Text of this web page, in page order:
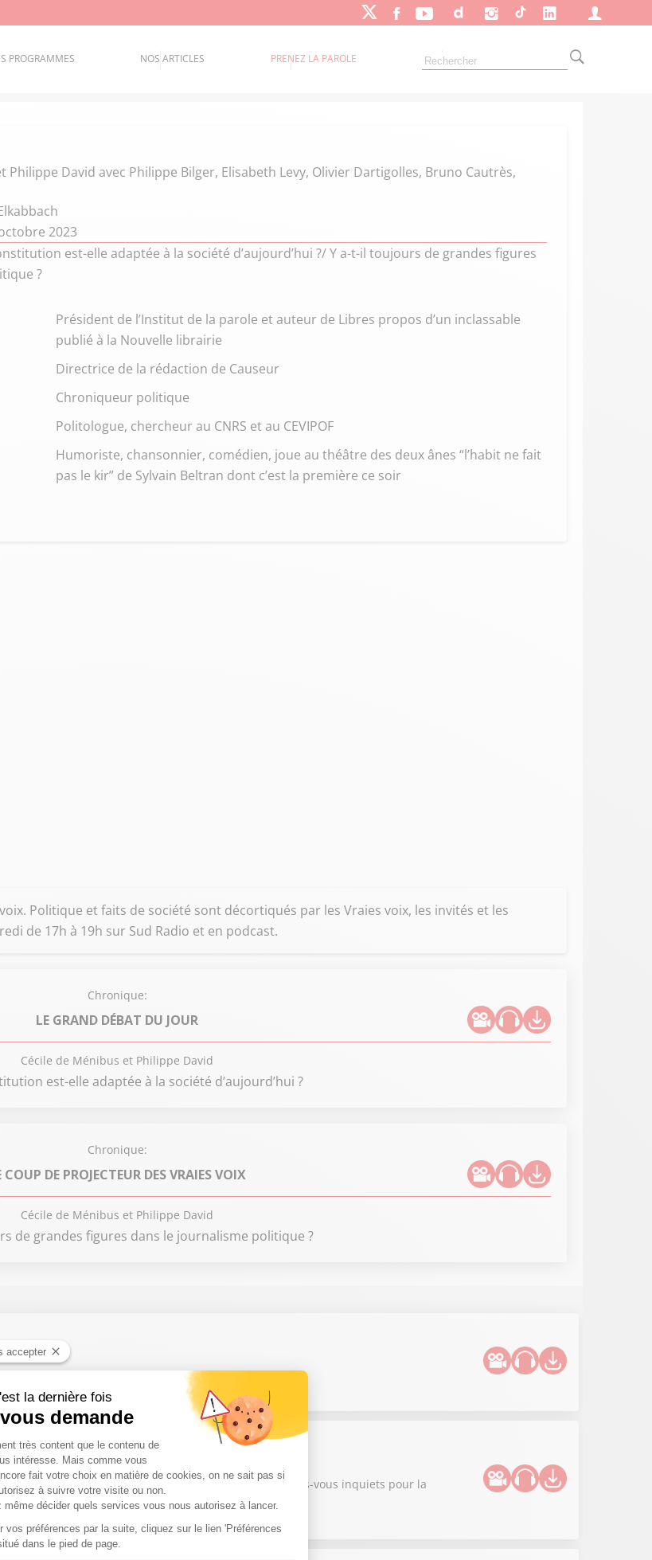
PROGRAMMES NOS ARTICLES PRENEZ LA PAROLE
Philippe David avec Philippe Bilger, Elisabeth Levy, Olivier Dartigolles, Bruno Cautrès,
2023
est-elle adaptée à la société d’aujourd’hui ?/ Y a-t-il toujours de grandes figures
?
Président de l’Institut de la parole et auteur de Libres propos d’un inclassable
publié à la Nouvelle librairie
Directrice de la rédaction de Causeur
Chroniqueur politique
Politologue, chercheur au CNRS et au CEVIPOF
Humoriste, chansonnier, comédien, joue au théâtre des deux ânes “l’habit ne fait
pas le kir” de Sylvain Beltran dont c’est la première ce soir
Politique et faits de société sont décortiqués par les Vraies voix, les invités et les
de 17h à 19h sur Sud Radio et en podcast.
Chronique:
LE GRAND DÉBAT DU JOUR
Cécile de Ménibus et Philippe David
est-elle adaptée à la société d’aujourd’hui ?
Chronique:
COUP DE PROJECTEUR DES VRAIES VOIX
Cécile de Ménibus et Philippe David
de grandes figures dans le journalisme politique ?
Perrier
pour l’OTAN ? / Notre patrimoine est-il assez protégé ?
Barukh
une ingérence étrangère avant la présidentielle ? / Êtes-vous inquiets pour la